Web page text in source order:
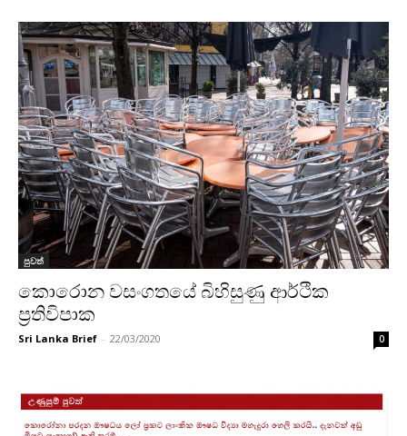
පුවත්
කොරොන වසංගතයේ බිහිසුණු ආර්ථික
ප්‍රතිවිපාක
Sri Lanka Brief - 22/03/2020 0